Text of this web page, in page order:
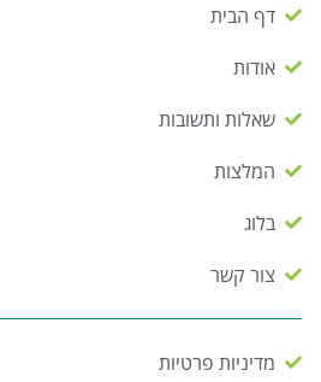
דף הבית
אודות
שאלות ותשובות
המלצות
בלוג
צור קשר
מדיניות פרטיות